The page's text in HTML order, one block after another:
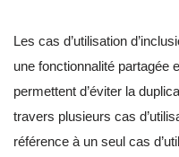
Les cas d’utilisation
une fonctionnalité partagée
permettent d’éviter la
travers plusieurs cas
référence à un seul cas